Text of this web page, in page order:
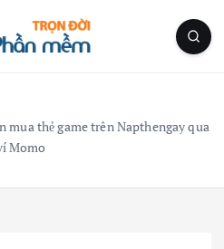
mua thẻ game trên Napthengay qua
Momo